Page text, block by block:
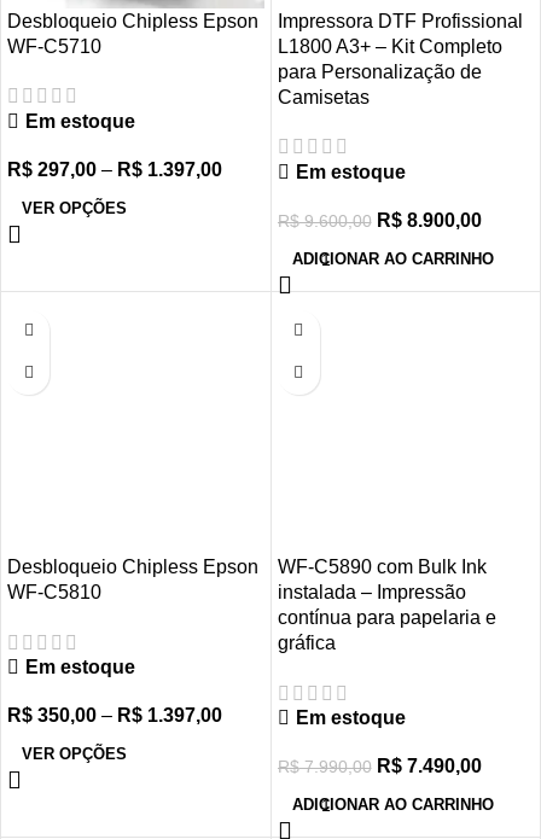
Desbloqueio Chipless Epson
WF-C5710
Em estoque
R$ 297,00 – R$ 1.397,00
VER OPÇÕES
Impressora DTF Profissional
L1800 A3+ – Kit Completo
para Personalização de
Camisetas
Em estoque
R$9.600,00 R$8.900,00
ADICIONAR AO CARRINHO
Desbloqueio Chipless Epson
WF-C5810
Em estoque
R$ 350,00 – R$ 1.397,00
VER OPÇÕES
WF-C5890 com Bulk Ink
instalada – Impressão
contínua para papelaria e
gráfica
Em estoque
R$7.990,00 R$7.490,00
ADICIONAR AO CARRINHO